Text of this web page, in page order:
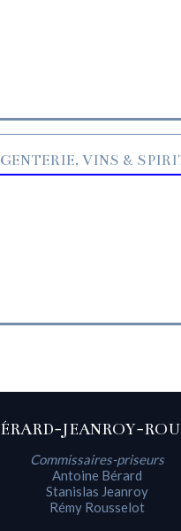
VINS &
JEANROY-
Commissaires-priseurs
Antoine Bérard
Stanislas Jeanroy
Rémy Rousselot